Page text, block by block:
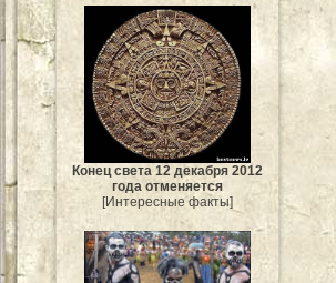
Конец света 12 декабря 2012
года отменяется
[Интересные факты]